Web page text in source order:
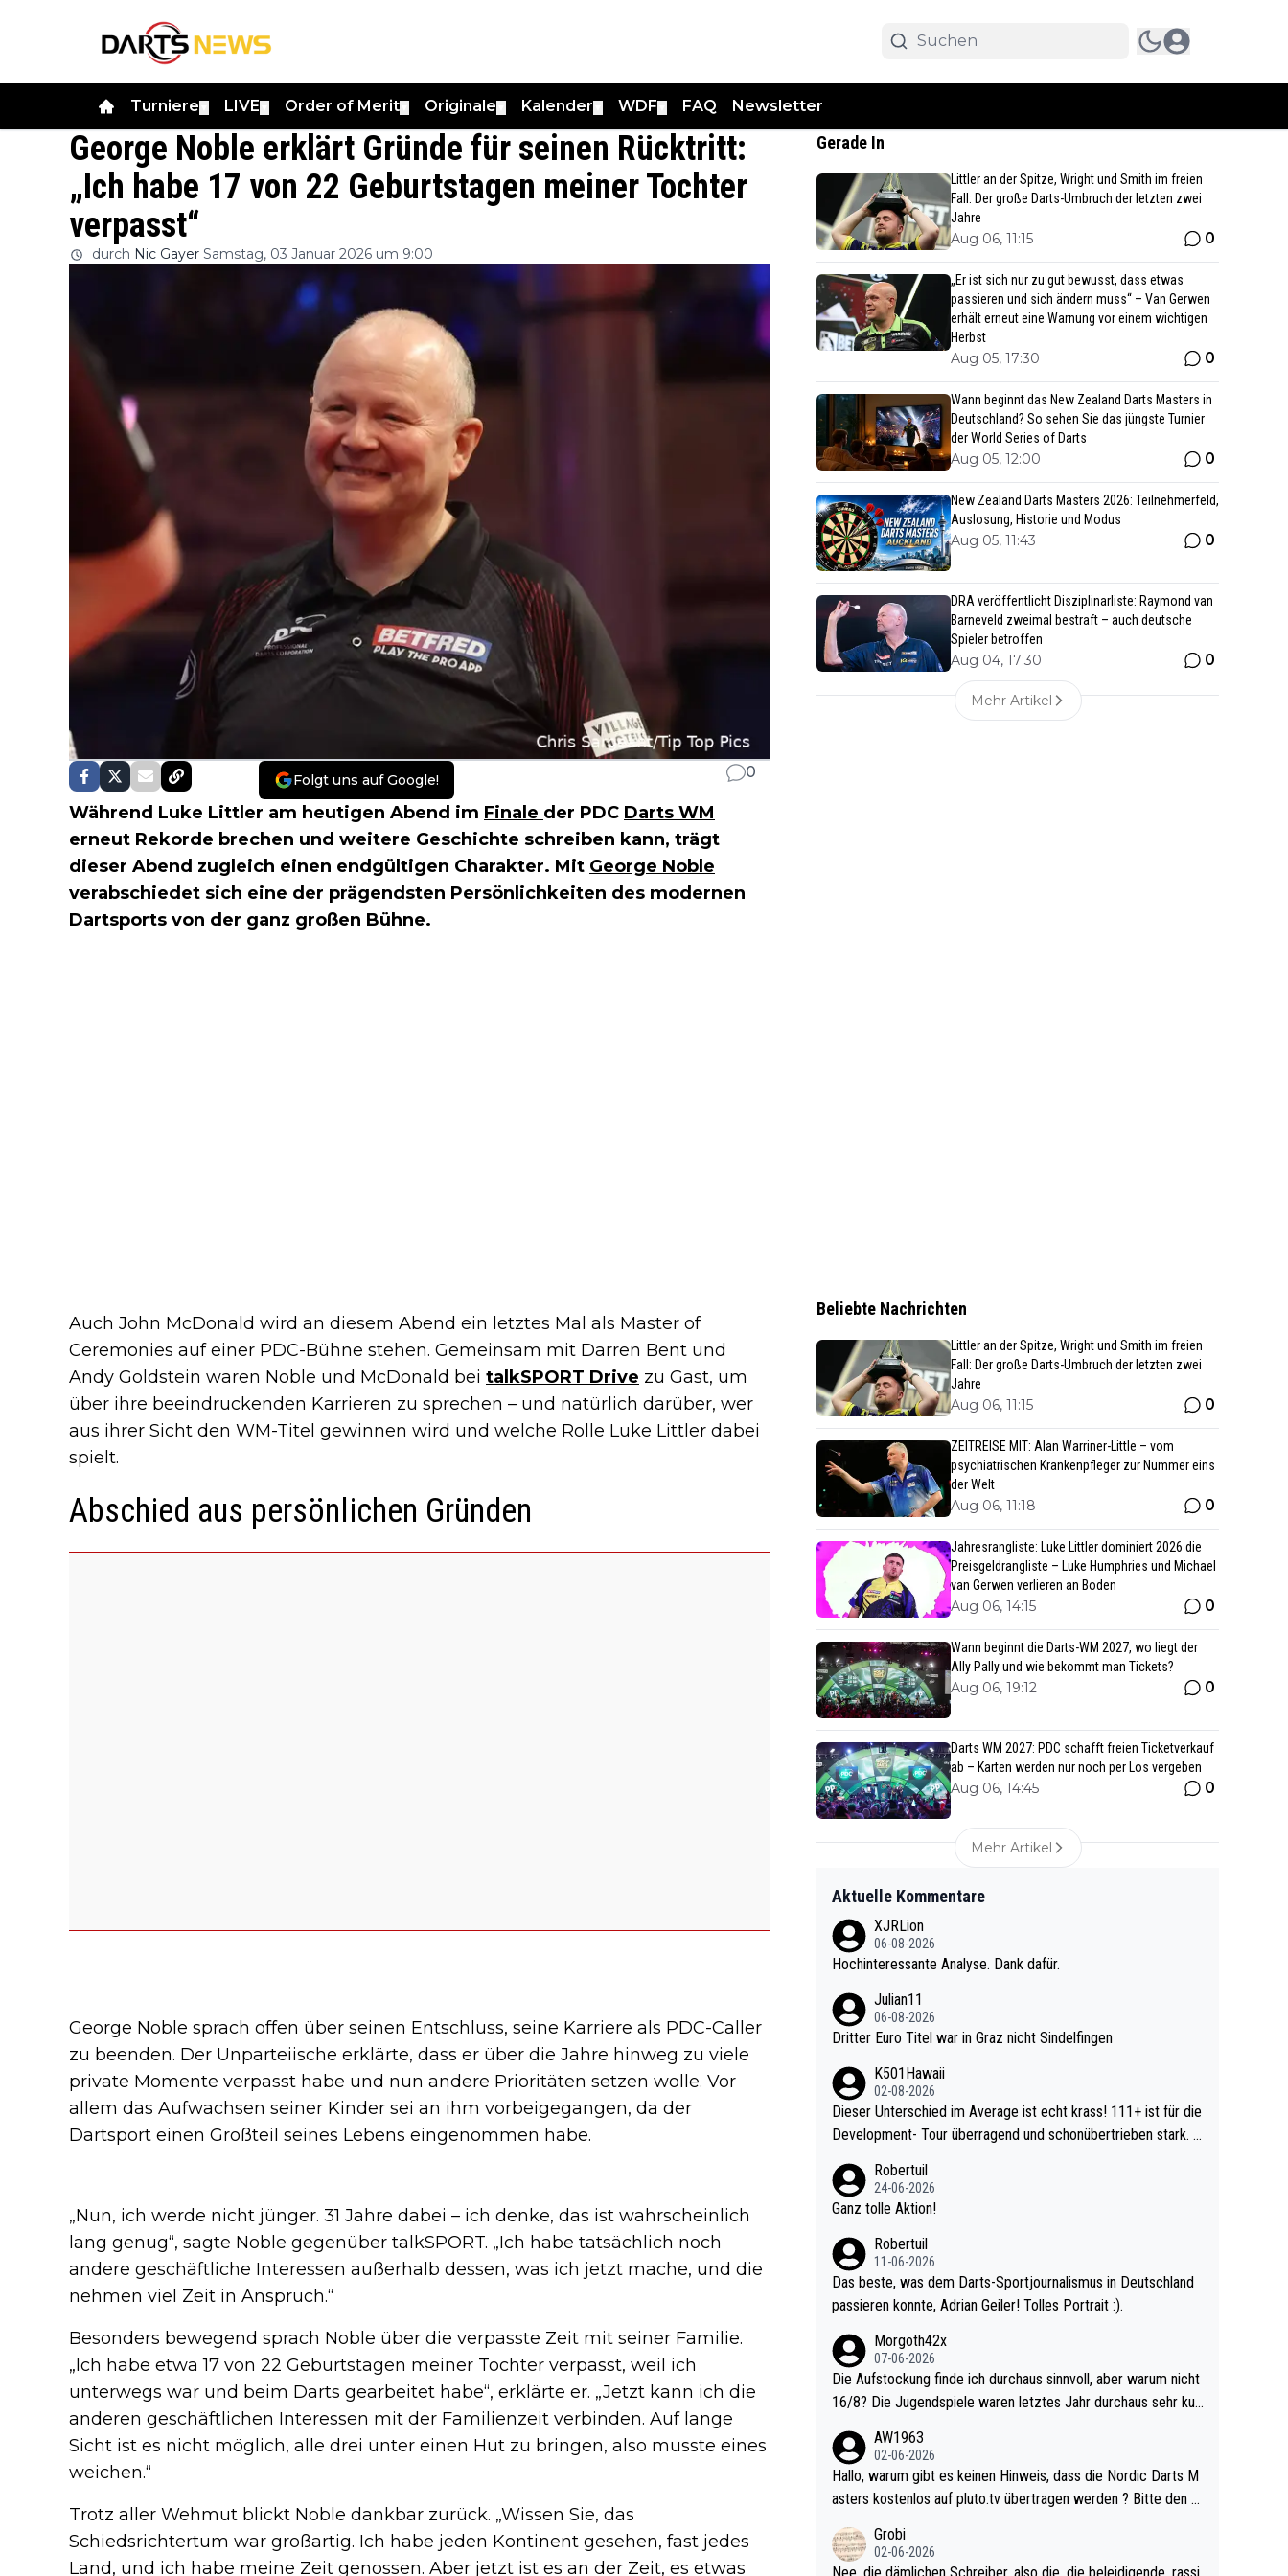
Turniere LIVE Order of Merit Originale Kalender WDF FAQ Newsletter
George Noble erklärt Gründe für seinen Rücktritt:
„Ich habe 17 von 22 Geburtstagen meiner Tochter
verpasst“
durch Nic Gayer Samstag, 03 Januar 2026 um 9:00
Folgt uns auf Google! 0
Während Luke Littler am heutigen Abend im Finale der PDC Darts WM
erneut Rekorde brechen und weitere Geschichte schreiben kann, trägt
dieser Abend zugleich einen endgültigen Charakter. Mit George Noble
verabschiedet sich eine der prägendsten Persönlichkeiten des modernen
Dartsports von der ganz großen Bühne.
Auch John McDonald wird an diesem Abend ein letztes Mal als Master of
Ceremonies auf einer PDC-Bühne stehen. Gemeinsam mit Darren Bent und
Andy Goldstein waren Noble und McDonald bei talkSPORT Drive zu Gast, um
über ihre beeindruckenden Karrieren zu sprechen – und natürlich darüber, wer
aus ihrer Sicht den WM-Titel gewinnen wird und welche Rolle Luke Littler dabei
spielt.
Abschied aus persönlichen Gründen
George Noble sprach offen über seinen Entschluss, seine Karriere als PDC-Caller
zu beenden. Der Unparteiische erklärte, dass er über die Jahre hinweg zu viele
private Momente verpasst habe und nun andere Prioritäten setzen wolle. Vor
allem das Aufwachsen seiner Kinder sei an ihm vorbeigegangen, da der
Dartsport einen Großteil seines Lebens eingenommen habe.
„Nun, ich werde nicht jünger. 31 Jahre dabei – ich denke, das ist wahrscheinlich
lang genug“, sagte Noble gegenüber talkSPORT. „Ich habe tatsächlich noch
andere geschäftliche Interessen außerhalb dessen, was ich jetzt mache, und die
nehmen viel Zeit in Anspruch.“
Besonders bewegend sprach Noble über die verpasste Zeit mit seiner Familie.
„Ich habe etwa 17 von 22 Geburtstagen meiner Tochter verpasst, weil ich
unterwegs war und beim Darts gearbeitet habe“, erklärte er. „Jetzt kann ich die
anderen geschäftlichen Interessen mit der Familienzeit verbinden. Auf lange
Sicht ist es nicht möglich, alle drei unter einen Hut zu bringen, also musste eines
weichen.“
Trotz aller Wehmut blickt Noble dankbar zurück. „Wissen Sie, das
Schiedsrichtertum war großartig. Ich habe jeden Kontinent gesehen, fast jedes
Land, und ich habe meine Zeit genossen. Aber jetzt ist es an der Zeit, es etwas
Gerade In
Littler an der Spitze, Wright und Smith im freien
Fall: Der große Darts-Umbruch der letzten zwei
Jahre
Aug 06, 11:15 0
„Er ist sich nur zu gut bewusst, dass etwas
passieren und sich ändern muss“ – Van Gerwen
erhält erneut eine Warnung vor einem wichtigen
Herbst
Aug 05, 17:30 0
Wann beginnt das New Zealand Darts Masters in
Deutschland? So sehen Sie das jüngste Turnier
der World Series of Darts
Aug 05, 12:00 0
New Zealand Darts Masters 2026: Teilnehmerfeld,
Auslosung, Historie und Modus
Aug 05, 11:43 0
DRA veröffentlicht Disziplinarliste: Raymond van
Barneveld zweimal bestraft – auch deutsche
Spieler betroffen
Aug 04, 17:30 0
Mehr Artikel
Beliebte Nachrichten
Littler an der Spitze, Wright und Smith im freien
Fall: Der große Darts-Umbruch der letzten zwei
Jahre
Aug 06, 11:15 0
ZEITREISE MIT: Alan Warriner-Little – vom
psychiatrischen Krankenpfleger zur Nummer eins
der Welt
Aug 06, 11:18 0
Jahresrangliste: Luke Littler dominiert 2026 die
Preisgeldrangliste – Luke Humphries und Michael
van Gerwen verlieren an Boden
Aug 06, 14:15 0
Wann beginnt die Darts-WM 2027, wo liegt der
Ally Pally und wie bekommt man Tickets?
Aug 06, 19:12 0
Darts WM 2027: PDC schafft freien Ticketverkauf
ab – Karten werden nur noch per Los vergeben
Aug 06, 14:45 0
Mehr Artikel
Aktuelle Kommentare
XJRLion
06-08-2026
Hochinteressante Analyse. Dank dafür.
Julian11
06-08-2026
Dritter Euro Titel war in Graz nicht Sindelfingen
K501Hawaii
02-08-2026
Dieser Unterschied im Average ist echt krass! 111+ ist für die
Development- Tour überragend und schonübertrieben stark. U
e mal 40+ erst recht. Da gewinnst keinen Blumentopf - ist ja n
och krasser wie ein Pokalspiel eines Kreisligisten vs einem Bu
Robertuil
24-06-2026
Ganz tolle Aktion!
Robertuil
11-06-2026
Das beste, was dem Darts-Sportjournalismus in Deutschland
passieren konnte, Adrian Geiler! Tolles Portrait :).
Morgoth42x
07-06-2026
Die Aufstockung finde ich durchaus sinnvoll, aber warum nicht
16/8? Die Jugendspiele waren letztes Jahr durchaus sehr kur
l. Allerdings ist Mitchell Lawrie als Nummer 1 der Welt eh quali
fiziert. Somit ändert die automatische Qualifikation des Weltm
eisters erstmal nichts. Ich denke sie wollen damit für nächste
d wohl wenig WDF Turniere spielen. Dies war bei Archie Self l
etztes Jahr der Fall. Er musste als amtierender Weltmeister d
AW1963
02-06-2026
Hallo, warum gibt es keinen Hinweis, dass die Nordic Darts M
asters kostenlos auf pluto.tv übertragen werden ? Bitte den A
Grobi
02-06-2026